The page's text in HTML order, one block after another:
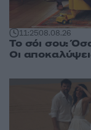
11:2508.08.26
Το σόι σου:
Οι